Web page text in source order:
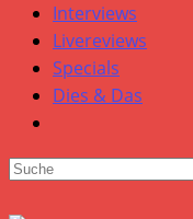
Interviews
Livereviews
Specials
Dies & Das